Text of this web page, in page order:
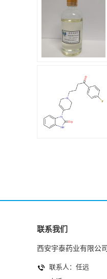
联系我们
西安宇泰药业有限公司
联系人：任远